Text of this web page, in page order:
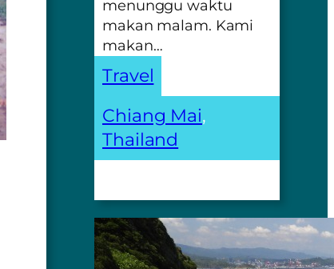
menunggu waktu
makan malam. Kami
makan…
Travel
Chiang Mai
Thailand